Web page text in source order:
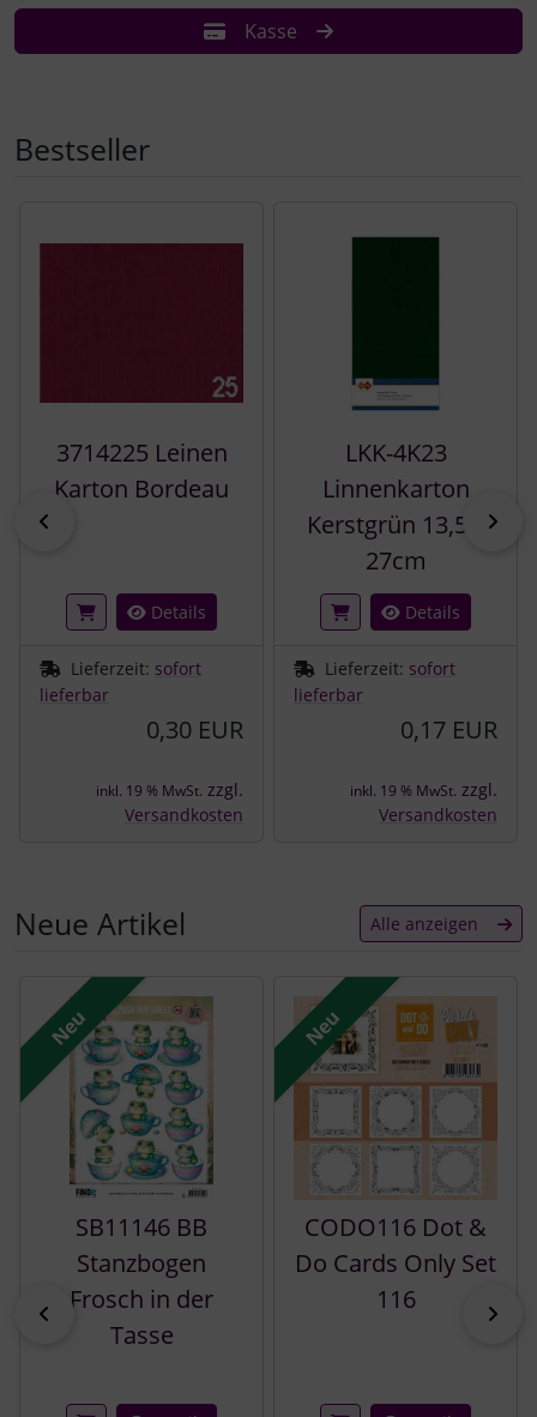
Kasse
Bestseller
3714225 Leinen
Karton Bordeau
Details
Lieferzeit: sofort
lieferbar
0,30 EUR
inkl. 19 % MwSt. zzgl.
Versandkosten
LKK-4K23
Linnenkarton
Kerstgrün 13,5 x
27cm
Details
Lieferzeit: sofort
lieferbar
0,17 EUR
inkl. 19 % MwSt. zzgl.
Versandkosten
Neue Artikel Alle anzeigen
Es folgt ein Produktslider - navigieren Sie mit der Tab-
zurück
Neu
SB11146 BB
Stanzbogen
Frosch in der
Tasse
Neu
CODO116 Dot &
Do Cards Only Set
116